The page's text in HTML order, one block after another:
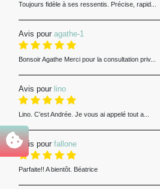
Toujours fidèle à ses ressentis. Précise, rapid...
Avis pour agathe-1
Bonsoir Agathe Merci pour la consultation priv...
Avis pour lino
Lino. C’est Andrée. Je vous ai appelé tout a...
Avis pour fallone
Parfaite!! A bientôt. Béatrice